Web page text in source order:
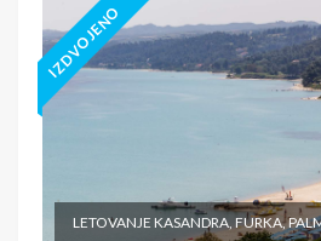
IZDVOJENO
LETOVANJE KASANDRA, FURKA,